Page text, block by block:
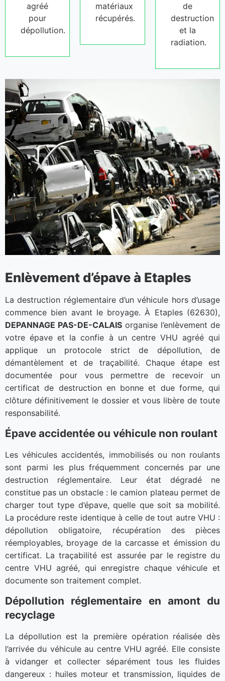
agréé
pour
dépollution.
matériaux
récupérés.
de
destruction
et la
radiation.
Enlèvement d’épave à Etaples
La destruction réglementaire d’un véhicule hors d’usage
commence bien avant le broyage. À Etaples (62630),
DEPANNAGE PAS-DE-CALAIS organise l’enlèvement de
votre épave et la confie à un centre VHU agréé qui
applique un protocole strict de dépollution, de
démantèlement et de traçabilité. Chaque étape est
documentée pour vous permettre de recevoir un
certificat de destruction en bonne et due forme, qui
clôture définitivement le dossier et vous libère de toute
responsabilité.
Épave accidentée ou véhicule non roulant
Les véhicules accidentés, immobilisés ou non roulants
sont parmi les plus fréquemment concernés par une
destruction réglementaire. Leur état dégradé ne
constitue pas un obstacle : le camion plateau permet de
charger tout type d’épave, quelle que soit sa mobilité.
La procédure reste identique à celle de tout autre VHU :
dépollution obligatoire, récupération des pièces
réemployables, broyage de la carcasse et émission du
certificat. La traçabilité est assurée par le registre du
centre VHU agréé, qui enregistre chaque véhicule et
documente son traitement complet.
Dépollution réglementaire en amont du
recyclage
La dépollution est la première opération réalisée dès
l’arrivée du véhicule au centre VHU agréé. Elle consiste
à vidanger et collecter séparément tous les fluides
dangereux : huiles moteur et transmission, liquides de